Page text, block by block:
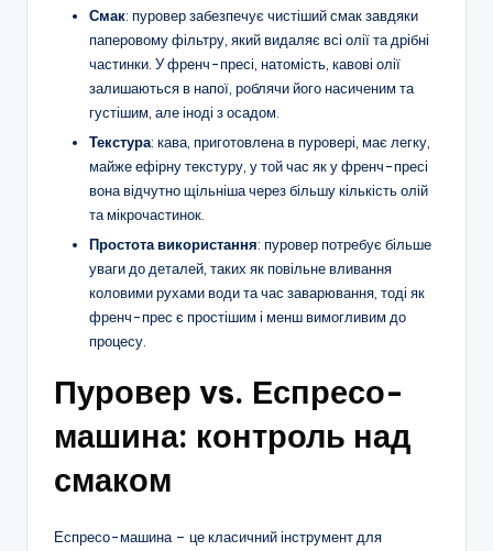
Смак: пуровер забезпечує чистіший смак завдяки
паперовому фільтру, який видаляє всі олії та дрібні
частинки. У френч-пресі, натомість, кавові олії
залишаються в напої, роблячи його насиченим та
густішим, але іноді з осадом.
Текстура: кава, приготовлена в пуровері, має легку,
майже ефірну текстуру, у той час як у френч-пресі
вона відчутно щільніша через більшу кількість олій
та мікрочастинок.
Простота використання: пуровер потребує більше
уваги до деталей, таких як повільне вливання
коловими рухами води та час заварювання, тоді як
френч-прес є простішим і менш вимогливим до
процесу.
Пуровер vs. Еспресо-
машина: контроль над
смаком
Еспресо-машина – це класичний інструмент для